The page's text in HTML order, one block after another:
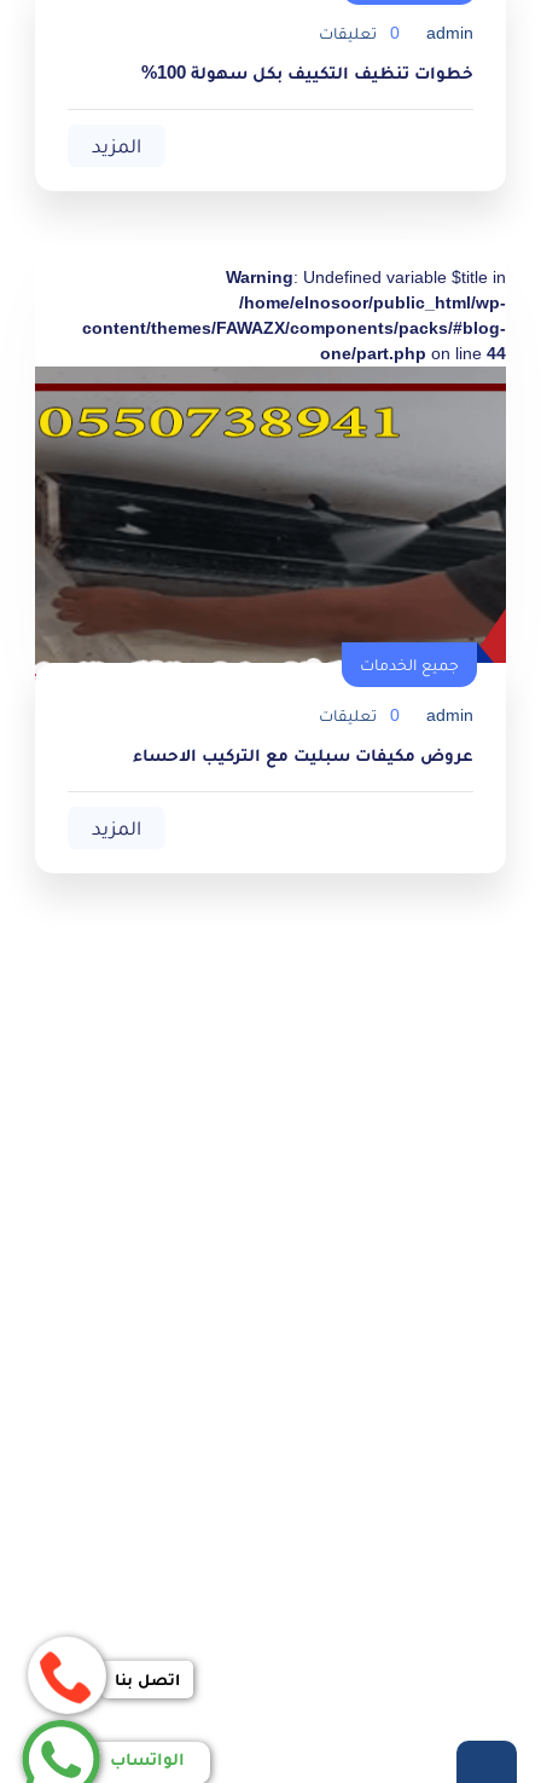
admin
0 تعليقات
خطوات تنظيف التكييف بكل سهولة 100%
المزيد
Warning: Undefined variable $title in
/home/elnosoor/public_html/wp-
content/themes/FAWAZX/components/packs/#blog-
one/part.php on line 44
جميع الخدمات
admin
0 تعليقات
عروض مكيفات سبليت مع التركيب الاحساء
المزيد
اتصل بنا
الواتساب